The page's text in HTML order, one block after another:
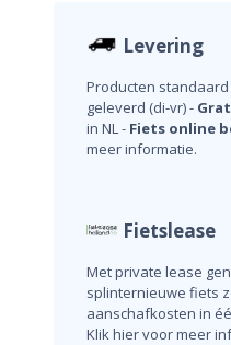
Levering
Producten
geleverd (di-vr) -
in NL - Fiets online
meer informatie.
Fietslease
Met private lease
splinternieuwe fiets
aanschafkosten in
Klik hier voor meer